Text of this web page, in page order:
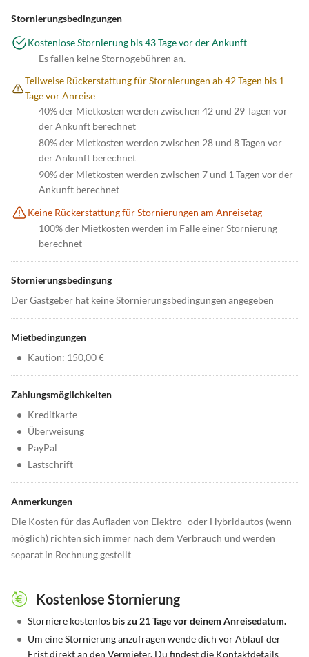
Stornierungsbedingungen
Kostenlose Stornierung bis 43 Tage vor der Ankunft
Es fallen keine Stornogebühren an.
Teilweise Rückerstattung für Stornierungen ab 42 Tagen bis 1
Tage vor Anreise
40% der Mietkosten werden zwischen 42 und 29 Tagen vor
der Ankunft berechnet
80% der Mietkosten werden zwischen 28 und 8 Tagen vor
der Ankunft berechnet
90% der Mietkosten werden zwischen 7 und 1 Tagen vor der
Ankunft berechnet
Keine Rückerstattung für Stornierungen am Anreisetag
100% der Mietkosten werden im Falle einer Stornierung
berechnet
Stornierungsbedingung
Der Gastgeber hat keine Stornierungsbedingungen angegeben
Mietbedingungen
• Kaution: 150,00 €
Zahlungsmöglichkeiten
• Kreditkarte
• Überweisung
• PayPal
• Lastschrift
Anmerkungen
Die Kosten für das Aufladen von Elektro- oder Hybridautos (wenn
möglich) richten sich immer nach dem Verbrauch und werden
separat in Rechnung gestellt
Kostenlose Stornierung
• Storniere kostenlos bis zu 21 Tage vor deinem Anreisedatum.
• Um eine Stornierung anzufragen wende dich vor Ablauf der
Frist direkt an den Vermieter. Du findest die Kontaktdetails